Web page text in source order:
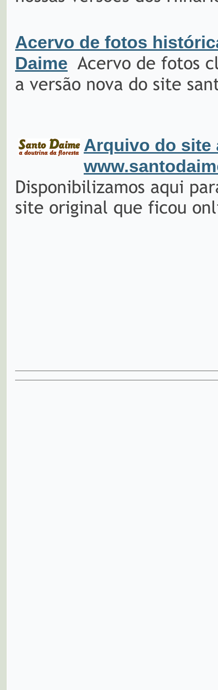
Acervo de fotos
Daime Acervo de fotos
a versão nova do site
Arquivo do site
Disponibilizamos aqui
site original que ficou